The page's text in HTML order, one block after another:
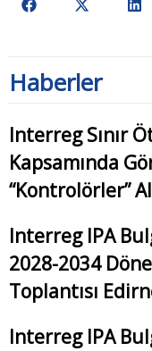
Haberler
Interreg Sınır
Kapsamında
“Kontrolörler”
Interreg IPA
2028-2034
Toplantısı
Interreg IPA